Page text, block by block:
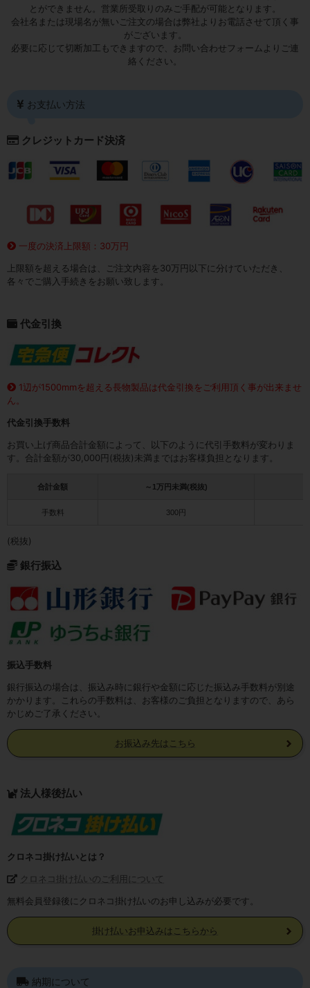
とができません。営業所受取りのみご手配が可能となります。
会社名または現場名が無いご注文の場合は弊社よりお電話させて頂く事
がございます。
必要に応じて切断加工もできますので、お問い合わせフォームよりご連
絡ください。
お支払い方法
クレジットカード決済
一度の決済上限額：30万円
上限額を超える場合は、ご注文内容を30万円以下に分けていただき、
各々でご購入手続きをお願い致します。
代金引換
1辺が1500mmを超える長物製品は代金引換をご利用頂く事が出来ませ
ん。
代金引換手数料
お買い上げ商品合計金額によって、以下のように代引手数料が変わりま
す。合計金額が30,000円(税抜)未満まではお客様負担となります。
合計金額 ～1万円未満(税抜)
手数料 300円
(税抜)
銀行振込
振込手数料
銀行振込の場合は、振込み時に銀行や金額に応じた振込み手数料が別途
かかります。これらの手数料は、お客様のご負担となりますので、あら
かじめご了承ください。
お振込み先はこちら
法人様後払い
クロネコ掛け払いとは？
クロネコ掛け払いのご利用について
無料会員登録後にクロネコ掛け払いのお申し込みが必要です。
掛け払いお申込みはこちらから
納期について